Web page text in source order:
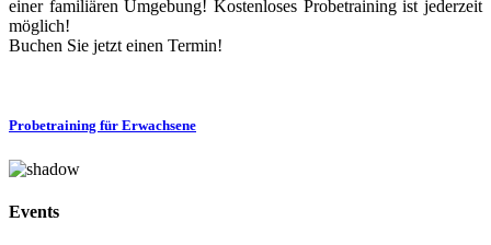
einer familiären Umgebung! Kostenloses Probetraining ist jederzeit
möglich!
Buchen Sie jetzt einen Termin!
Probetraining für Erwachsene
Events